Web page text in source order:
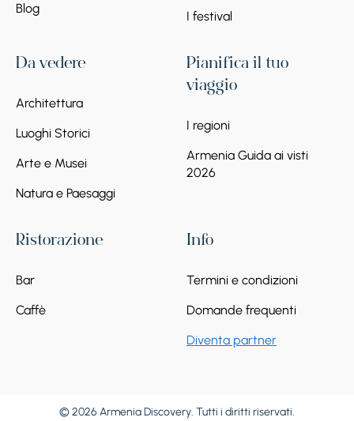
Blog
I festival
Da vedere
Architettura
Luoghi Storici
Arte e Musei
Natura e Paesaggi
Pianifica il tuo
viaggio
I regioni
Armenia Guida ai visti
2026
Ristorazione
Bar
Caffè
Info
Termini e condizioni
Domande frequenti
Diventa partner
© 2026 Armenia Discovery. Tutti i diritti riservati.